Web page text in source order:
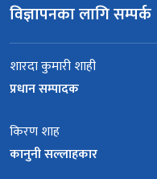
विज्ञापनका लागि सम्पर्क
शारदा कुमारी शाही
प्रधान सम्पादक
किरण शाह
कानुनी सल्लाहकार